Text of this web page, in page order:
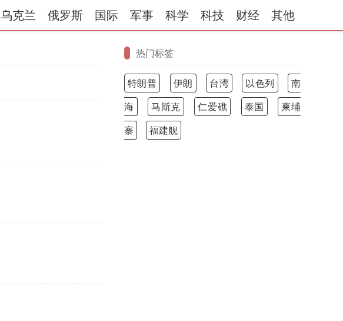
乌克兰 俄罗斯 国际 军事 科学 科技 财经 其他
热门标签
特朗普 伊朗 台湾 以色列
南
海
马斯克 仁爱礁 泰国
柬埔
寨
福建舰